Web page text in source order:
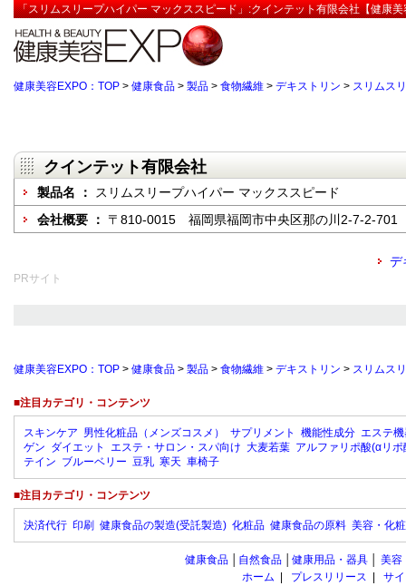
「スリムスリープハイパー マックススピード」:クインテット有限会社【健康
健康美容EXPO：TOP > 健康食品 > 製品 > 食物繊維 > デキストリン > スリムス
クインテット有限会社
製品名 ：
スリムスリープハイパー マックススピード
会社概要 ： 〒810-0015 福岡県福岡市中央区那の川2-7-2-701
デ
PRサイト
健康美容EXPO：TOP > 健康食品 > 製品 > 食物繊維 > デキストリン > スリムス
■注目カテゴリ・コンテンツ
スキンケア 男性化粧品（メンズコスメ） サプリメント 機能性成分 エステ
ゲン ダイエット エステ・サロン・スパ向け 大麦若葉 アルファリポ酸(αリポ
テイン ブルーベリー 豆乳 寒天 車椅子
■注目カテゴリ・コンテンツ
決済代行 印刷 健康食品の製造(受託製造) 化粧品 健康食品の原料 美容・化
健康食品 自然食品 健康用品・器具 美容
ホーム
プレスリリース
サ